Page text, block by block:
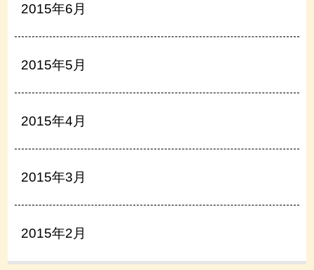
2015年6月
2015年5月
2015年4月
2015年3月
2015年2月